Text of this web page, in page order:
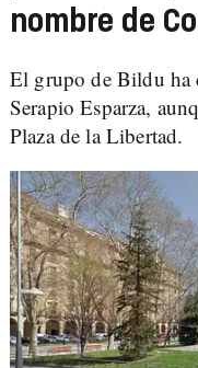
nombre de
El grupo de Bildu ha
Serapio Esparza,
Plaza de la Libertad.